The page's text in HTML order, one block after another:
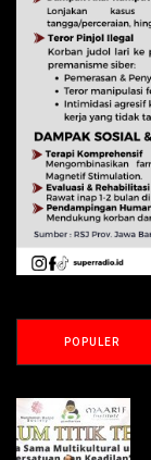
POPULER